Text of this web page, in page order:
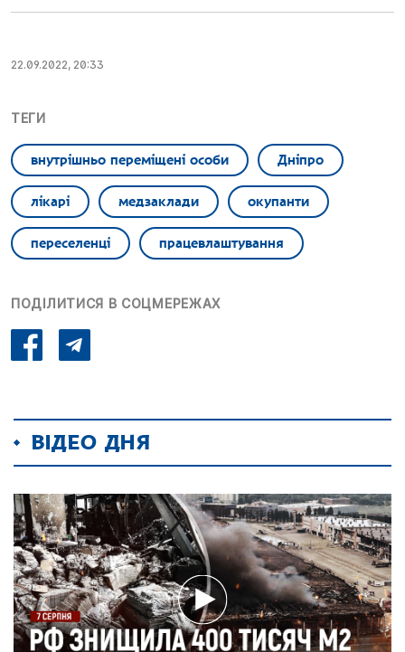
22.09.2022, 20:33
ТЕГИ
внутрішньо переміщені особи Дніпро
лікарі медзаклади окупанти
переселенці працевлаштування
ПОДІЛИТИСЯ В СОЦМЕРЕЖАХ
ВІДЕО ДНЯ